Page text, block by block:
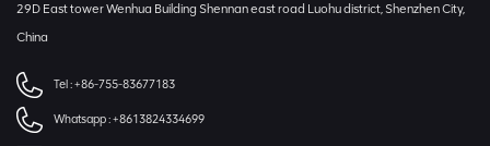
29D East tower Wenhua Building Shennan east road Luohu district, Shenzhen City,
China
Tel :+86-755-83677183
Whatsapp :+8613824334699